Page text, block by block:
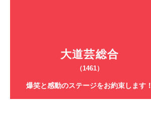
大道芸総合
（1461）
爆笑と感動のステージをお約束します！